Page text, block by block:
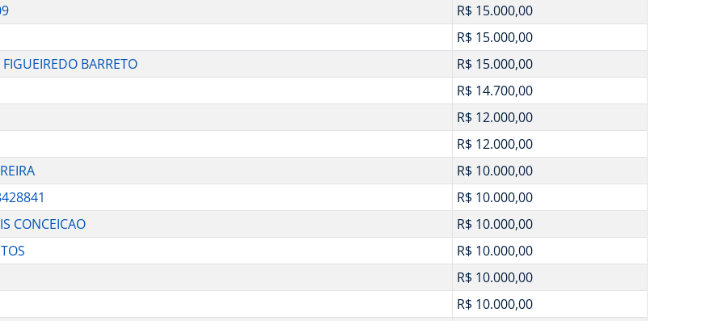
R$ 15.000,00
R$ 15.000,00
BARRETO
R$ 15.000,00
R$ 14.700,00
R$ 12.000,00
R$ 12.000,00
R$ 10.000,00
R$ 10.000,00
CONCEICAO
R$ 10.000,00
R$ 10.000,00
R$ 10.000,00
R$ 10.000,00